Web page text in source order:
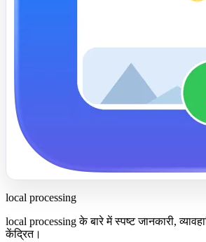
local processing
local processing के बारे में स्पष्ट जानकारी,
केंद्रित।